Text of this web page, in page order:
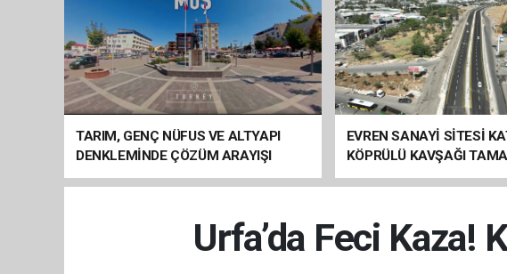
TARIM, GENÇ NÜFUS VE ALTYAPI
DENKLEMİNDE ÇÖZÜM ARAYIŞI
EVREN SANAYİ SİTESİ
KÖPRÜLÜ KAVŞAĞI
ARAÇ GEÇİŞLERİ
Urfa’da Feci Kaza!